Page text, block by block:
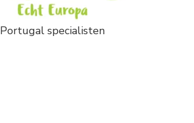
Portugal specialisten